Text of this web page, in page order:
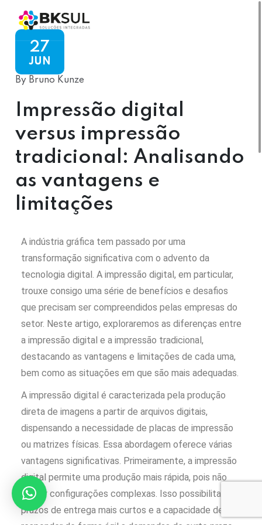
27
JUN
By Bruno Kunze
Impressão digital
versus impressão
tradicional: Analisando
as vantagens e
limitações
A indústria gráfica tem passado por uma
transformação significativa com o advento da
tecnologia digital. A impressão digital, em particular,
trouxe consigo uma série de benefícios e desafios
que precisam ser compreendidos pelas empresas do
setor. Neste artigo, exploraremos as diferenças entre
a impressão digital e a impressão tradicional,
destacando as vantagens e limitações de cada uma,
bem como as situações em que são mais adequadas.
A impressão digital é caracterizada pela produção
direta de imagens a partir de arquivos digitais,
dispensando a necessidade de placas de impressão
ou matrizes físicas. Essa abordagem oferece várias
vantagens significativas. Primeiramente, a impressão
digital permite uma produção mais rápida, pois não
requer configurações complexas. Isso possibilita
prazos de entrega mais curtos e a capacidade de